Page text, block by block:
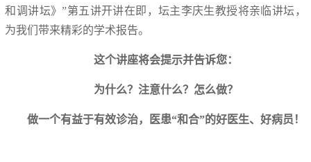
和调讲坛》”第五讲开讲在即，坛主李庆生教授将亲临讲坛，
为我们带来精彩的学术报告。
这个讲座将会提示并告诉您：
为什么？注意什么？怎么做？
做一个有益于有效诊治，医患“和合”的好医生、好病员！